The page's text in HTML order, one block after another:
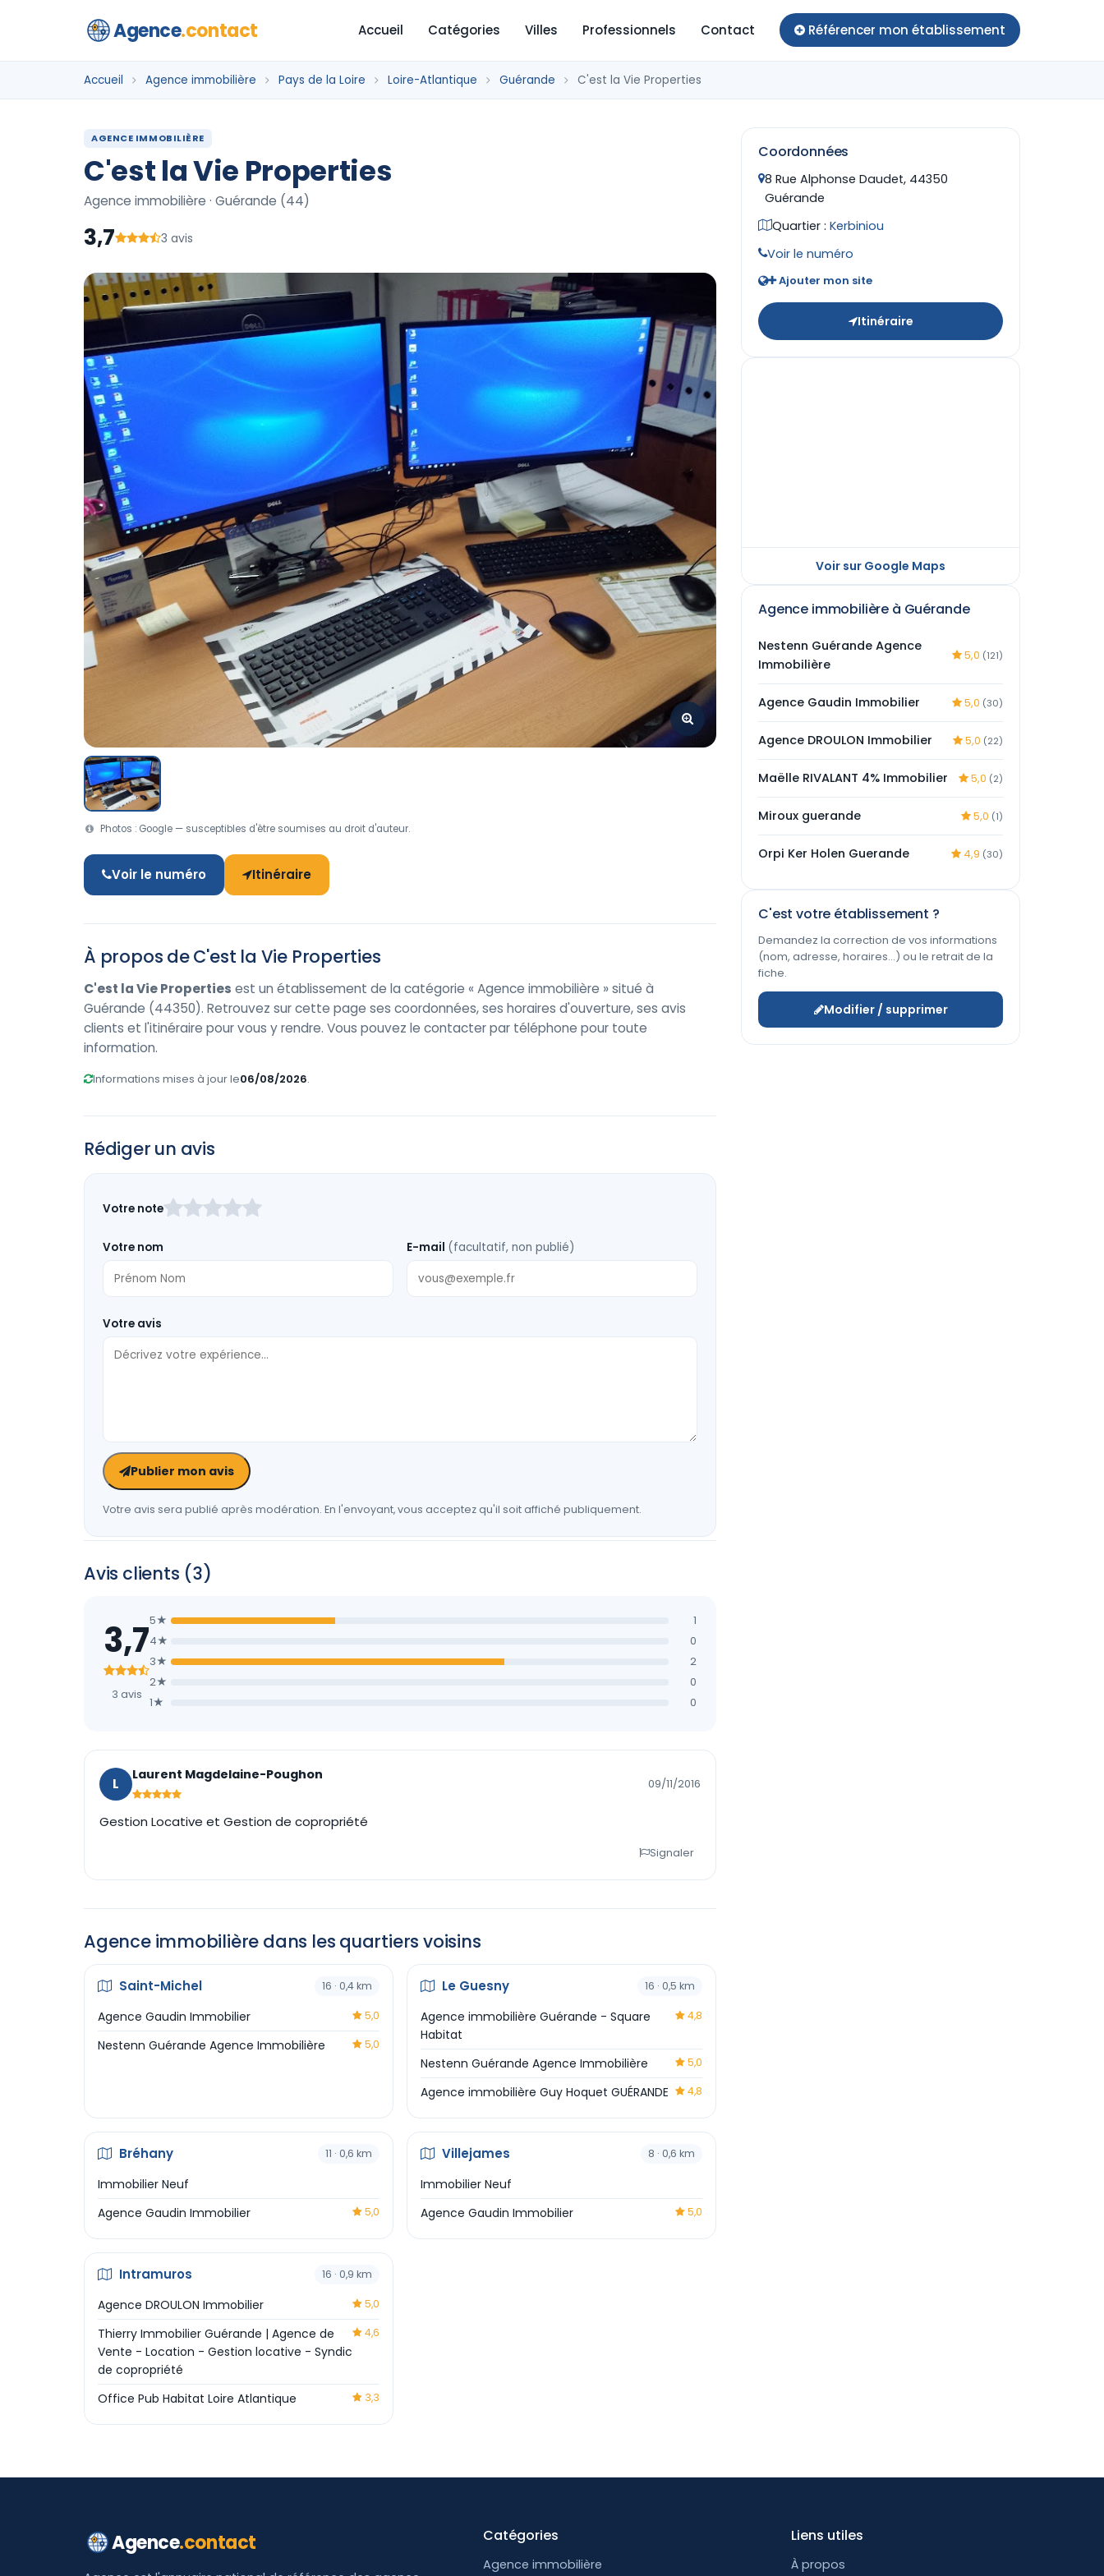
Agence.contact Accueil Catégories Villes Professionnels Contact Référencer mon établissement
Accueil Agence immobilière Pays de la Loire Loire-Atlantique Guérande C'est la Vie Properties
AGENCE IMMOBILIÈRE
C'est la Vie Properties
Agence immobilière · Guérande (44)
3,7 3 avis
Photos : Google — susceptibles d'être soumises au droit d'auteur.
Voir le numéro Itinéraire
À propos de C'est la Vie Properties
C'est la Vie Properties est un établissement de la catégorie « Agence immobilière » situé à
Guérande (44350). Retrouvez sur cette page ses coordonnées, ses horaires d'ouverture, ses avis
clients et l'itinéraire pour vous y rendre. Vous pouvez le contacter par téléphone pour toute
information.
Informations mises à jour le06/08/2026.
Rédiger un avis
ce
vide
Votre note
Votre nom E-mail (facultatif, non publié)
Votre avis
Publier mon avis
Votre avis sera publié après modération. En l'envoyant, vous acceptez qu'il soit affiché publiquement.
Avis clients (3)
3,7
3 avis
5★
1
4★
0
3★
2
2★
0
1★
0
L
Laurent Magdelaine-Poughon
09/11/2016
Gestion Locative et Gestion de copropriété
Signaler
Agence immobilière dans les quartiers voisins
Saint-Michel 16 · 0,4 km
Agence Gaudin Immobilier 5,0
Nestenn Guérande Agence Immobilière 5,0
Le Guesny 16 · 0,5 km
Agence immobilière Guérande - Square
Habitat
4,8
Nestenn Guérande Agence Immobilière 5,0
Agence immobilière Guy Hoquet GUÉRANDE 4,8
Bréhany 11 · 0,6 km
Immobilier Neuf
Agence Gaudin Immobilier
5,0
Villejames 8 · 0,6 km
Immobilier Neuf
Agence Gaudin Immobilier
5,0
Intramuros 16 · 0,9 km
Agence DROULON Immobilier 5,0
Thierry Immobilier Guérande | Agence de
Vente - Location - Gestion locative - Syndic
de copropriété
4,6
Office Pub Habitat Loire Atlantique 3,3
Coordonnées
8 Rue Alphonse Daudet, 44350
Guérande
Quartier : Kerbiniou
Voir le numéro
Ajouter mon site
Itinéraire
Voir sur Google Maps
Agence immobilière à Guérande
Nestenn Guérande Agence
Immobilière
5,0 (121)
Agence Gaudin Immobilier 5,0 (30)
Agence DROULON Immobilier 5,0 (22)
Maëlle RIVALANT 4% Immobilier 5,0 (2)
Miroux guerande 5,0 (1)
Orpi Ker Holen Guerande 4,9 (30)
C'est votre établissement ?
Demandez la correction de vos informations
(nom, adresse, horaires…) ou le retrait de la
fiche.
Modifier / supprimer
Agence.contact Catégories
Agence immobilière
Liens utiles
À propos